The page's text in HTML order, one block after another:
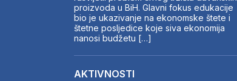
proizvoda u BiH. Glavni fokus edukacije
bio je ukazivanje na ekonomske štete i
štetne posljedice koje siva ekonomija
nanosi budžetu […]
AKTIVNOSTI